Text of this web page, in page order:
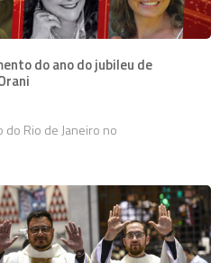
do ano do jubileu de
do Rio de Janeiro no